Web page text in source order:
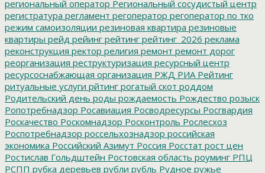
региональный оператор Региональный сосудистый центр
регистратура регламент регоператор регоператор по тко
режим самоизоляции резиновая квартира резиновые
квартиры рейд рейинг рейтинг рейтинг_2026 реклама
реконструкция ректор религия ремонт ремонт дорог
реорганизация реструктуризация ресурсный центр
ресурсоснабжающая организация РЖД РИА Рейтинг
ритуальные услуги рйтинг рогатый скот роддом
Родительский день роды рождаемость Рождество розыск
Ропотребнадзор Росавиация Росводресурсы Росгвардия
Роскачество Роскомнадзор Росконтроль Рослесхоз
Роспотребнадзор россельхознадзор российская
экономика Российский Азимут Россия Росстат рост цен
Ростислав Гольдштейн Ростовская область роуминг РПЦ
РСПП рубка деревьев рубли рубль Рудное ружье